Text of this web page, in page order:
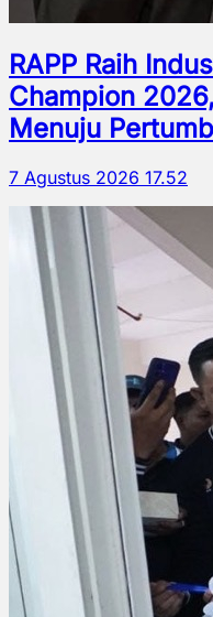
RAPP Raih
Champion
Menuju
7 Agustus 2026 17.52